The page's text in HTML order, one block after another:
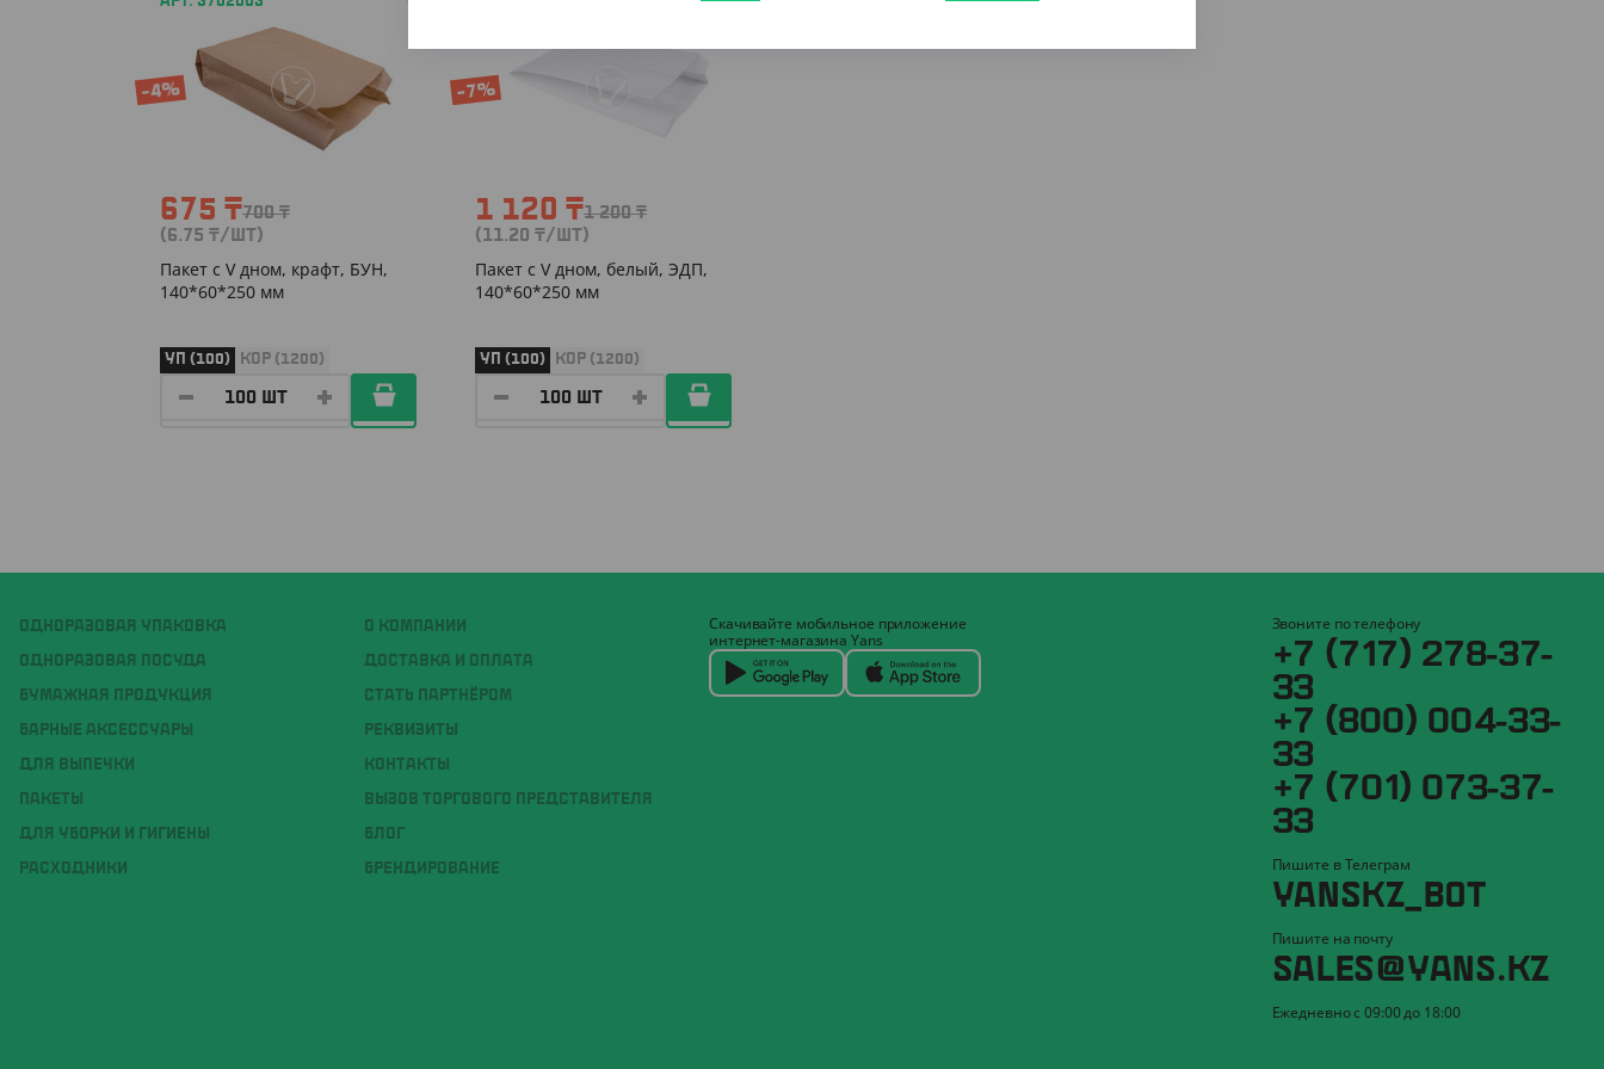
-4%
675 ₸700₸
(6.75 ₸/ШТ)
Пакет с V дном, крафт, БУН,
140*60*250 мм
УП (100) КОР (1200)
-7%
1 120 ₸1 200₸
(11.20 ₸/ШТ)
Пакет с V дном, белый, ЭДП,
140*60*250 мм
УП (100) КОР (1200)
ОДНОРАЗОВАЯ УПАКОВКА
ОДНОРАЗОВАЯ ПОСУДА
БУМАЖНАЯ ПРОДУКЦИЯ
БАРНЫЕ АКСЕССУАРЫ
ДЛЯ ВЫПЕЧКИ
ПАКЕТЫ
ДЛЯ УБОРКИ И ГИГИЕНЫ
РАСХОДНИКИ
О КОМПАНИИ
ДОСТАВКА И ОПЛАТА
СТАТЬ ПАРТНЁРОМ
РЕКВИЗИТЫ
КОНТАКТЫ
ВЫЗОВ ТОРГОВОГО ПРЕДСТАВИТЕЛЯ
БЛОГ
БРЕНДИРОВАНИЕ
Скачивайте мобильное приложение
интернет-магазина Yans
Звоните по телефону
+7 (717) 278-37-
33
+7 (800) 004-33-
33
+7 (701) 073-37-
33
Пишите в Телеграм
YANSKZ_BOT
Пишите на почту
SALES@YANS.KZ
Ежедневно с 09:00 до 18:00